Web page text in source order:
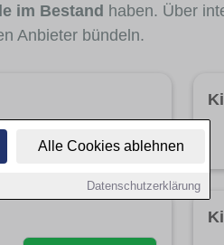
Alle Cookies ablehnen
Datenschutzerklärung
im Bestand haben. Über
Anbieter bündeln.